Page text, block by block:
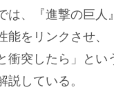
は、『進撃の巨人
能をリンクさせ、
衝突したら」と
説している。